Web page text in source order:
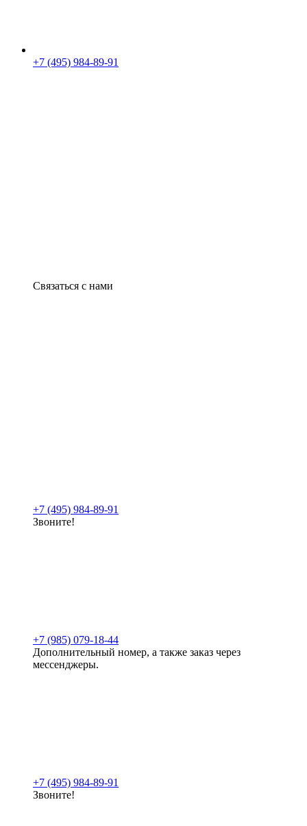
+7 (495) 984-89-91
Связаться с нами
+7 (495) 984-89-91
Звоните!
+7 (985) 079-18-44
Дополнительный номер, а также заказ через
мессенджеры.
+7 (495) 984-89-91
Звоните!